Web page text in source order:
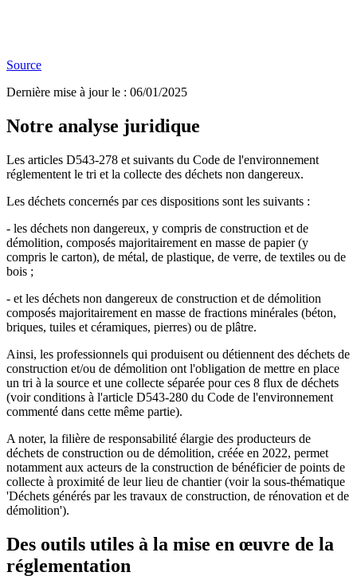
Source
Dernière mise à jour le : 06/01/2025
Notre analyse juridique
Les articles D543-278 et suivants du Code de l'environnement
réglementent le tri et la collecte des déchets non dangereux.
Les déchets concernés par ces dispositions sont les suivants :
- les déchets non dangereux, y compris de construction et de
démolition, composés majoritairement en masse de papier (y
compris le carton), de métal, de plastique, de verre, de textiles ou de
bois ;
- et les déchets non dangereux de construction et de démolition
composés majoritairement en masse de fractions minérales (béton,
briques, tuiles et céramiques, pierres) ou de plâtre.
Ainsi, les professionnels qui produisent ou détiennent des déchets de
construction et/ou de démolition ont l'obligation de mettre en place
un tri à la source et une collecte séparée pour ces 8 flux de déchets
(voir conditions à l'article D543-280 du Code de l'environnement
commenté dans cette même partie).
A noter, la filière de responsabilité élargie des producteurs de
déchets de construction ou de démolition, créée en 2022, permet
notamment aux acteurs de la construction de bénéficier de points de
collecte à proximité de leur lieu de chantier (voir la sous-thématique
'Déchets générés par les travaux de construction, de rénovation et de
démolition').
Des outils utiles à la mise en œuvre de la
réglementation